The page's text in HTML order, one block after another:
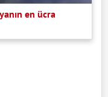
en ücra